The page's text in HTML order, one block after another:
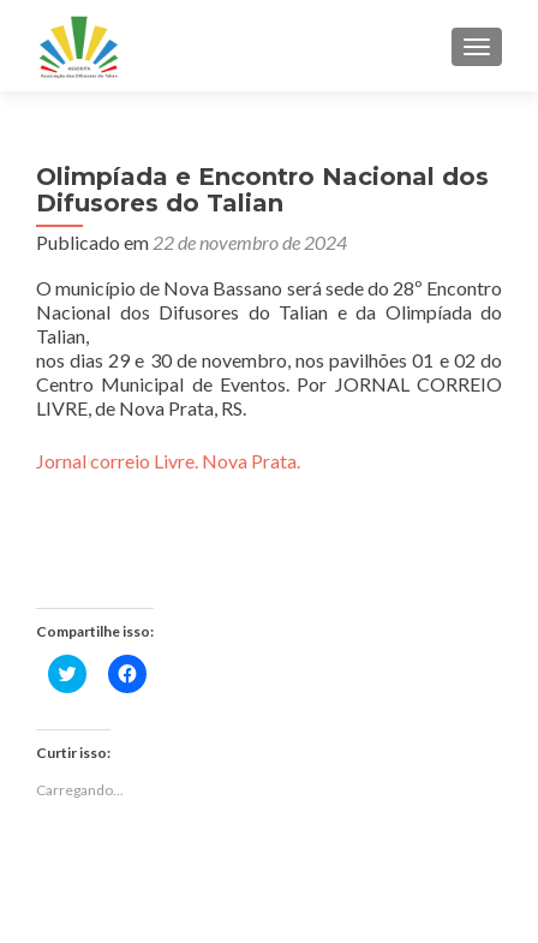
Olimpíada e Encontro Nacional dos
Difusores do Talian
Publicado em 22 de novembro de 2024
O município de Nova Bassano será sede do 28º Encontro
Nacional dos Difusores do Talian e da Olimpíada do
Talian,
nos dias 29 e 30 de novembro, nos pavilhões 01 e 02 do
Centro Municipal de Eventos. Por JORNAL CORREIO
LIVRE, de Nova Prata, RS.
Jornal correio Livre. Nova Prata.
Compartilhe isso:
Clique
para
Twitter(abre
em
nova
janela)
Clique
para
Curtir isso:
Carregando...